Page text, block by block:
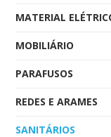
MATERIAL
MOBILIÁRIO
PARAFUSOS
REDES E ARAMES
SANITÁRIOS